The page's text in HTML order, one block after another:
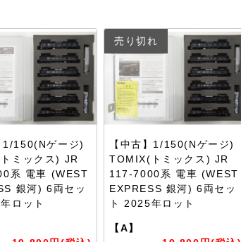
1/150(Nゲージ)
ミックス) JR
系 電車 (WEST
銀河) 6両セッ
ロット
売り切れ
【中古】1/150(Nゲージ)
TOMIX(トミックス) JR
117-7000系 電車 (WEST
EXPRESS 銀河) 6両セッ
ト 2025年ロット
【A】